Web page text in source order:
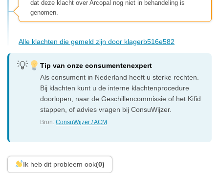
dat deze klacht over Arcopal nog niet in behandeling is
genomen.
Alle klachten die gemeld zijn door klagerb516e582
Tip van onze consumentenexpert
Als consument in Nederland heeft u sterke rechten.
Bij klachten kunt u de interne klachtenprocedure
doorlopen, naar de Geschillencommissie of het Kifid
stappen, of advies vragen bij ConsuWijzer.
Bron:ConsuWijzer / ACM
Ik heb dit probleem ook(0)